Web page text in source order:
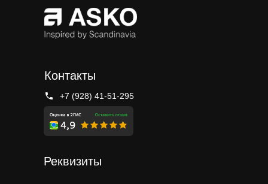
Контакты
Реквизиты
+7 (928) 41-51-295